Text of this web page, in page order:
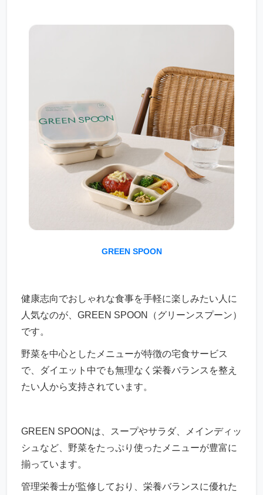
GREEN SPOON
健康志向でおしゃれな食事を手軽に楽しみたい人に
人気なのが、GREEN SPOON（グリーンスプーン）
です。
野菜を中心としたメニューが特徴の宅食サービス
で、ダイエット中でも無理なく栄養バランスを整え
たい人から支持されています。
GREEN SPOONは、スープやサラダ、メインディッ
シュなど、野菜をたっぷり使ったメニューが豊富に
揃っています。
管理栄養士が監修しており、栄養バランスに優れた